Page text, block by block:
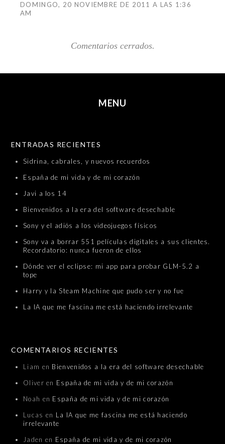
DOMINGO, 20 NOVIEMBRE DE 2011 A LAS 1:36
AM
Comentarios cerrados.
MENU
ENTRADAS RECIENTES
Sidrina, cabrales, y nuevos recuerdos
España de mi vida y de mi corazón
Javi a los 14
Bienvenidos a la era del software desechable
Sony y el adiós a los videojuegos físicos
Sony va a borrar 551 películas digitales a sus clientes.
Recordatorio: nunca fueron de ellos
Dónde ver el eclipse: mi app para probar GLM-5.2 a
tope
Harry y la Steam Machine que pudo ser y no fue
La IA que me fascina me está haciendo irrelevante
COMENTARIOS RECIENTES
Liam en Bienvenidos a la era del software desechable
Oliver en España de mi vida y de mi corazón
Noah en España de mi vida y de mi corazón
Lucas en La IA que me fascina me está haciendo
irrelevante
Jaden en España de mi vida y de mi corazón